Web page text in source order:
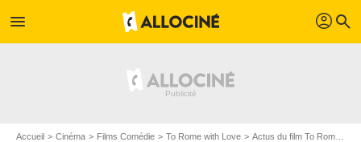
menu profil search
Accueil Cinéma Films Comédie To Rome with Love Actus du film To Rome with Love